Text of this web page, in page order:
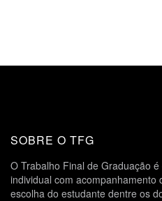
SOBRE O TFG
O Trabalho Final de Graduação
individual com acompanhamento
escolha do estudante dentre os